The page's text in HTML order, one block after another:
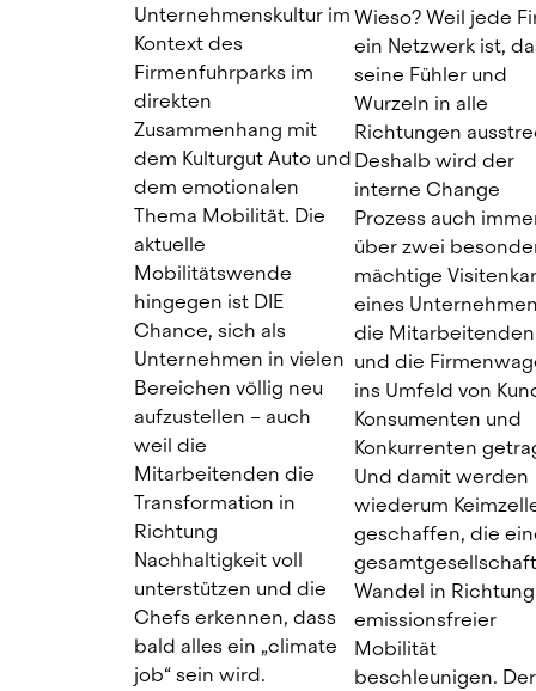
Unternehmenskultur im
Kontext des
Firmenfuhrparks im
direkten
Zusammenhang mit
dem Kulturgut Auto und
dem emotionalen
Thema Mobilität. Die
aktuelle
Mobilitätswende
hingegen ist DIE
Chance, sich als
Unternehmen in vielen
Bereichen völlig neu
aufzustellen – auch
weil die
Mitarbeitenden die
Transformation in
Richtung
Nachhaltigkeit voll
unterstützen und die
Chefs erkennen, dass
bald alles ein „climate
job“ sein wird.
Wieso? Weil jede
ein Netzwerk ist,
seine Fühler und
Wurzeln in alle
Richtungen
Deshalb wird der
interne Change
Prozess auch
über zwei
mächtige
eines
die Mitarbeitenden
und die
ins Umfeld von
Konsumenten und
Konkurrenten
Und damit werden
wiederum
geschaffen, die
Wandel in Richtung
emissionsfreier
Mobilität
beschleunigen. Der